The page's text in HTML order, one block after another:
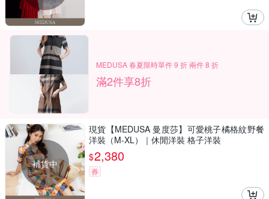
MEDUSA 春夏限時單件 9 折 兩件 8 折
滿2件享8折
補貨中
現貨【MEDUSA 曼度莎】可愛桃子橘格紋野餐
洋裝（M-XL）｜休閒洋裝 格子洋裝
$2,380
券